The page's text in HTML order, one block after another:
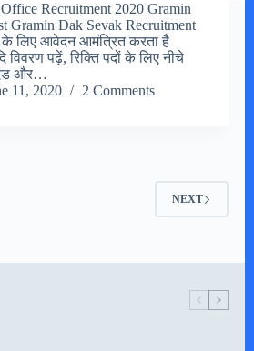
Recruitment 2020 Gramin
Gramin Dak Sevak Recruitment
के लिए आवेदन आमंत्रित करता है
पढ़ें, रिक्ति पदों के लिए नीचे
और…
11, 2020 2 Comments
NEXT